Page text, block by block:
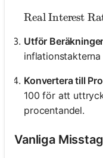
Real Interest
Utför
Konvertera till
100 för att
procentandel.
Vanliga